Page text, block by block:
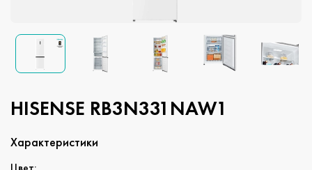
HISENSE RB3N331NAW1
Характеристики